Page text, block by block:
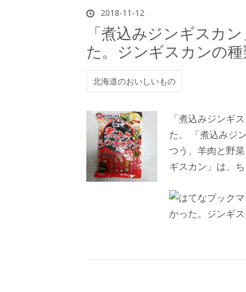
2018-11 -12
「煮込みジンギスカ
た。ジンギスカンの
北海道のおいしいもの
「煮込みジンギ
た。 「煮込みジ
つう、羊肉と野
ギスカン」は、